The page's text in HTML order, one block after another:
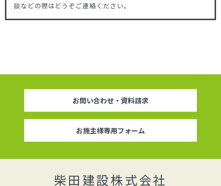
談などの際はどうぞご連絡ください。
お問い合わせ・資料請求
お施主様専用フォーム
柴田建設株式会社